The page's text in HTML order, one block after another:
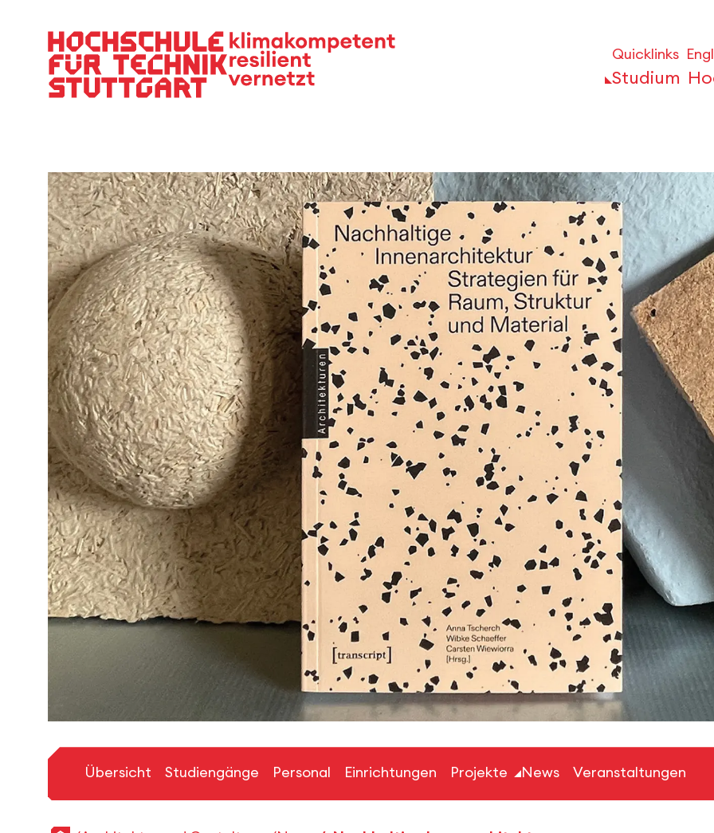
Hauptnavigation
Quicklinks
Studium
Übersicht Studiengänge Personal Einrichtungen Projekte News Veranstaltungen